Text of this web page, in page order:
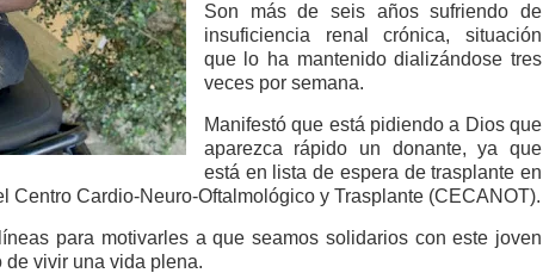
Son más de seis años sufriendo de
insuficiencia renal crónica, situación
que lo ha mantenido dializándose tres
veces por semana.
Manifestó que está pidiendo a Dios que
aparezca rápido un donante, ya que
está en lista de espera de trasplante en
Centro Cardio-Neuro-Oftalmológico y Trasplante (CECANOT).
para motivarles a que seamos solidarios con este joven
vivir una vida plena.